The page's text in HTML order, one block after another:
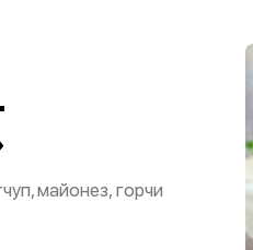
майонез, горчи